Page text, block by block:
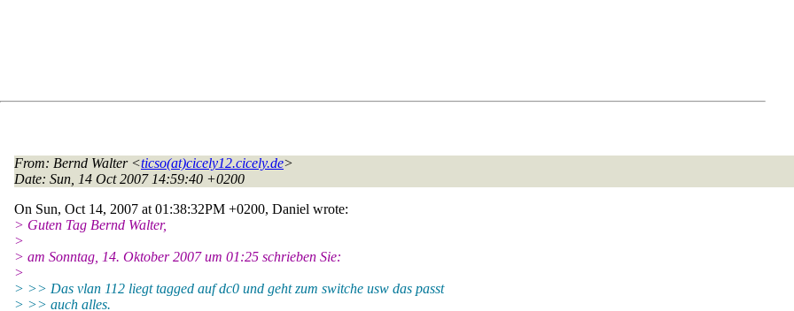
From: Bernd Walter <ticso(at)cicely12.cicely.de>
Date: Sun, 14 Oct 2007 14:59:40 +0200
On Sun, Oct 14, 2007 at 01:38:32PM +0200, Daniel wrote:
> Guten Tag Bernd Walter,
>
> am Sonntag, 14. Oktober 2007 um 01:25 schrieben Sie:
>
> >> Das vlan 112 liegt tagged auf dc0 und geht zum switche usw das passt
> >> auch alles.